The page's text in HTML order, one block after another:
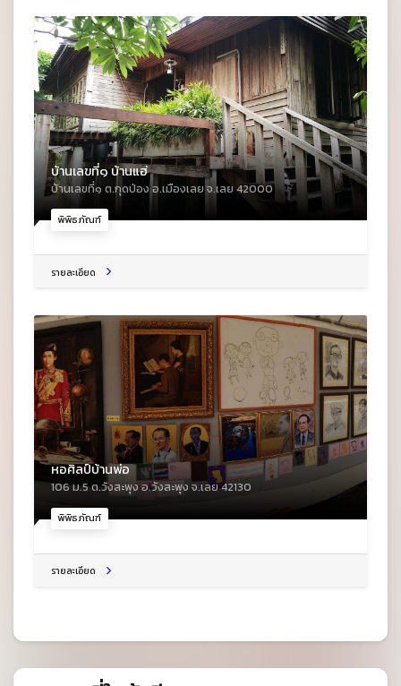
พิพิธภัณฑ์
บ้านเลขที่๑ บ้านแฮ่
บ้านเลขที่๑ ต.กุดป่อง อ.เมืองเลย จ.เลย 42000
รายละเอียด
พิพิธภัณฑ์
หอศิลป์บ้านพ่อ
106 ม.5 ต.วังสะพุง อ.วังสะพุง จ.เลย 42130
รายละเอียด